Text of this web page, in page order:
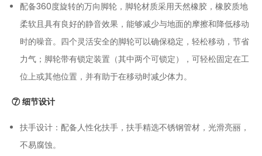
配备360度旋转的万向脚轮，脚轮材质采用天然橡胶，橡胶质地
柔软且具有良好的静音效果，能够减少与地面的摩擦和降低移动
时的噪音。四个灵活安全的脚轮可以确保稳定，轻松移动，节省
力气；脚轮带有锁定装置（其中两个可锁定），可轻松固定在工
位上或其他位置，并有助于在移动时减少体力。
⑦ 细节设计
扶手设计：配备人性化扶手，扶手精选不锈钢管材，光滑亮丽，
不易腐蚀。